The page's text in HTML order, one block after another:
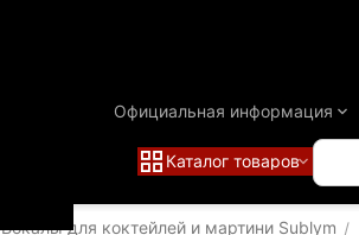
Официальная информация
Каталог товаров
Бокалы для коктейлей и мартини Sublym /